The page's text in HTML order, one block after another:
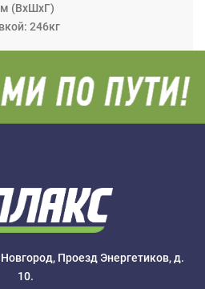
м (ВхШхГ)
246кг
Проезд Энергетиков, д.
10.